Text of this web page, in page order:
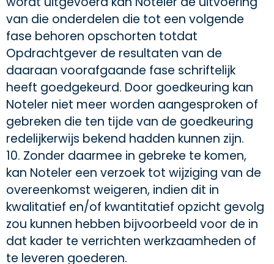
van die onderdelen die tot een volgende
fase behoren opschorten totdat
Opdrachtgever de resultaten van de
daaraan voorafgaande fase schriftelijk
heeft goedgekeurd. Door goedkeuring kan
Noteler niet meer worden aangesproken of
gebreken die ten tijde van de goedkeuring
redelijkerwijs bekend hadden kunnen zijn.
10. Zonder daarmee in gebreke te komen,
kan Noteler een verzoek tot wijziging van de
overeenkomst weigeren, indien dit in
kwalitatief en/of kwantitatief opzicht gevolg
zou kunnen hebben bijvoorbeeld voor de in
dat kader te verrichten werkzaamheden of
te leveren goederen.